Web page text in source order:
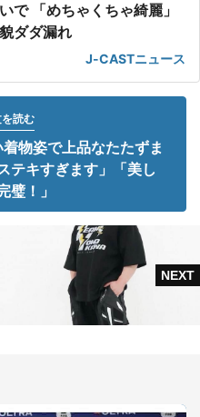
で 「めちゃくちゃ綺麗」
ダダ漏れ
J-CASTニュース
読む
物姿で上品なたたずま
キすぎます」「美し
璧！」